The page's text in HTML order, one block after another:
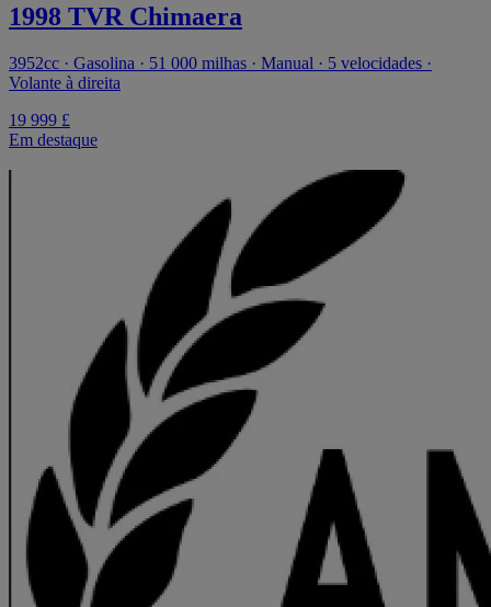
1998 TVR Chimaera
3952cc · Gasolina · 51 000 milhas · Manual · 5 velocidades ·
Volante à direita
19 999 £
Em destaque